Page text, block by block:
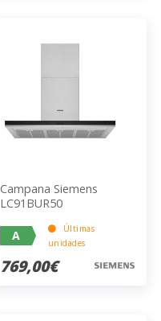
Campana Siemens
LC91BUR50
A
Últimas
unidades
769,00€